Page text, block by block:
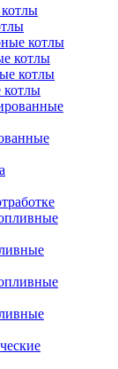
котлы
котлы